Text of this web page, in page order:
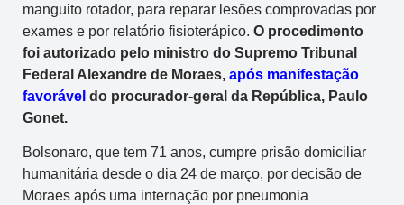
manguito rotador, para reparar lesões comprovadas por
exames e por relatório fisioterápico. O procedimento
foi autorizado pelo ministro do Supremo Tribunal
Federal Alexandre de Moraes, após manifestação
favorável do procurador-geral da República, Paulo
Gonet.
Bolsonaro, que tem 71 anos, cumpre prisão domiciliar
humanitária desde o dia 24 de março, por decisão de
Moraes após uma internação por pneumonia